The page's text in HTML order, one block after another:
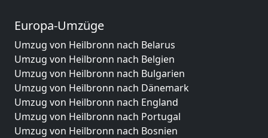
Europa-Umzüge
Umzug von Heilbronn nach Belarus
Umzug von Heilbronn nach Belgien
Umzug von Heilbronn nach Bulgarien
Umzug von Heilbronn nach Dänemark
Umzug von Heilbronn nach England
Umzug von Heilbronn nach Portugal
Umzug von Heilbronn nach Bosnien